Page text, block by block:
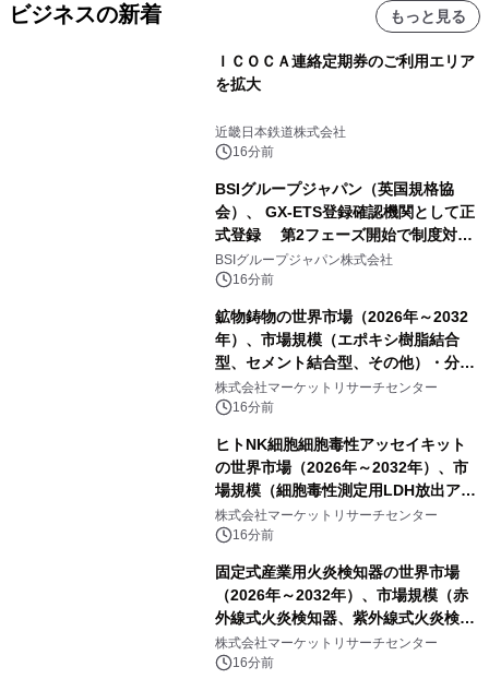
ビジネスの新着 もっと見る
ＩＣＯＣＡ連絡定期券のご利用エリア
を拡大
近畿日本鉄道株式会社
16分前
BSIグループジャパン（英国規格協
会）、 GX-ETS登録確認機関として正
式登録 第2フェーズ開始で制度対応
が義務化、 企業の対応はどう変わるの
か？ 法的拘束力をもつGX-ETSの実
動画を公開中
BSIグループジャパン株式会社
16分前
鉱物鋳物の世界市場（2026年～2032
年）、市場規模（エポキシ樹脂結合
型、セメント結合型、その他）・分析
レポートを発表
株式会社マーケットリサーチセンター
16分前
ヒトNK細胞細胞毒性アッセイキット
の世界市場（2026年～2032年）、市
場規模（細胞毒性測定用LDH放出アッ
セイ、細胞毒性測定用CCK8アッセ
イ、細胞毒性測定用MTTアッセイ、細
イ、細胞毒性測定用CFSE標識標的細
胞アッセイ）・分析レポートを発表
株式会社マーケットリサーチセンター
16分前
固定式産業用火炎検知器の世界市場
（2026年～2032年）、市場規模（赤
外線式火炎検知器、紫外線式火炎検知
器、UV&IR火炎検知器、その他）・分
析レポートを発表
株式会社マーケットリサーチセンター
16分前